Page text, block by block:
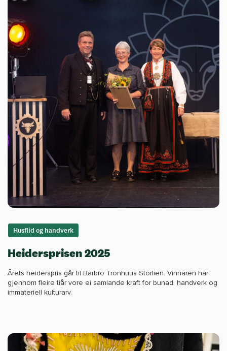
Husflid og handverk
Heidersprisen 2025
Årets heiderspris går til Barbro Tronhuus Storlien. Vinnaren har
gjennom fleire tiår vore ei samlande kraft for bunad, handverk og
immateriell kulturarv.